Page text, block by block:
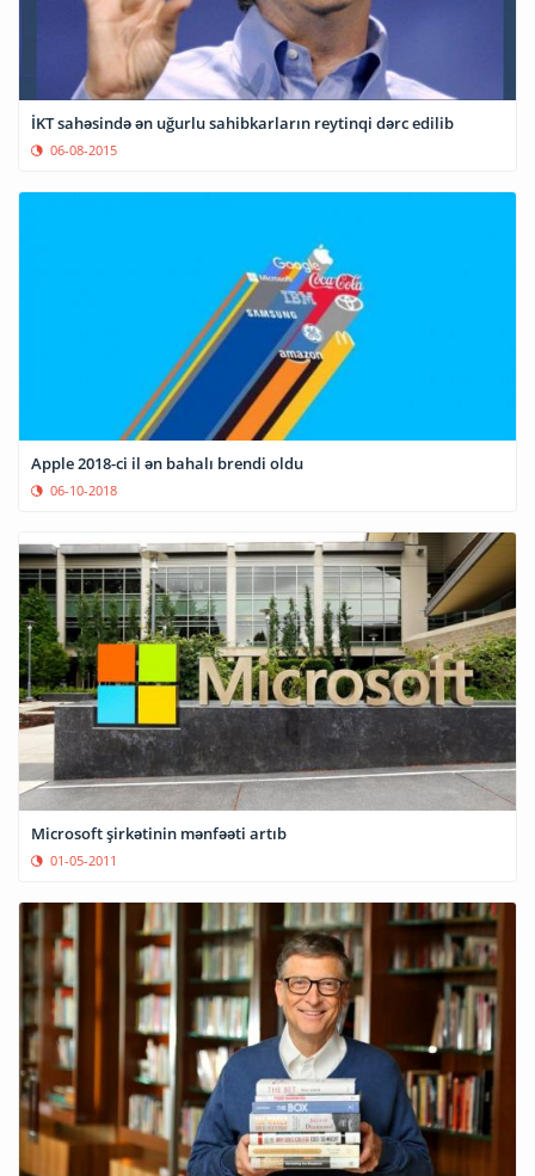
İKT sahəsində ən uğurlu sahibkarların reytinqi dərc edilib
06-08-2015
Apple 2018-ci il ən bahalı brendi oldu
06-10-2018
Microsoft şirkətinin mənfəəti artıb
01-05-2011